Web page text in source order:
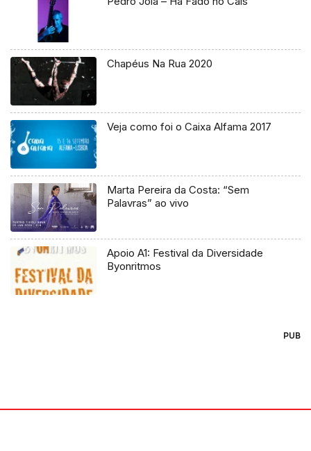
Chapéus Na Rua 2020
Veja como foi o Caixa Alfama 2017
Marta Pereira da Costa: “Sem
Palavras” ao vivo
Apoio A1: Festival da Diversidade
Byonritmos
PUB